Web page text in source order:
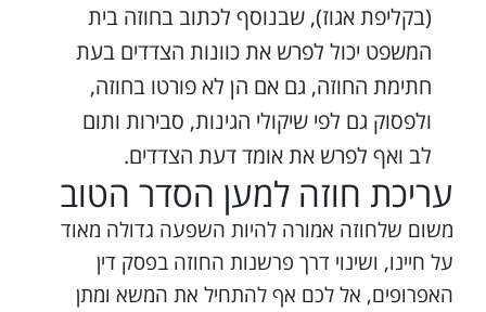
(בקליפת אגוז), שבנוסף לכתוב בחוזה בית
המשפט יכול לפרש את כוונות הצדדים בעת
חתימת החוזה, גם אם הן לא פורטו בחוזה,
ולפסוק גם לפי שיקולי הגינות, סבירות ותום
לב ואף לפרש את אומד דעת הצדדים.
עריכת חוזה למען הסדר הטוב
משום שלחוזה אמורה להיות השפעה גדולה מאוד
על חיינו, ושינוי דרך פרשנות החוזה בפסק דין
האפרופים, אל לכם אף להתחיל את המשא ומתן